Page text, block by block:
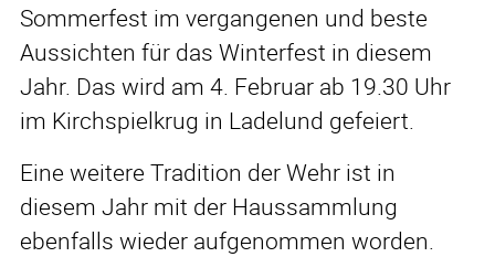
Sommerfest im vergangenen und beste
Aussichten für das Winterfest in diesem
Jahr. Das wird am 4. Februar ab 19.30 Uhr
im Kirchspielkrug in Ladelund gefeiert.
Eine weitere Tradition der Wehr ist in
diesem Jahr mit der Haussammlung
ebenfalls wieder aufgenommen worden.